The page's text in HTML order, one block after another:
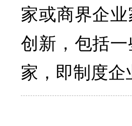
家或商界企
创新，包括
家，即制度企